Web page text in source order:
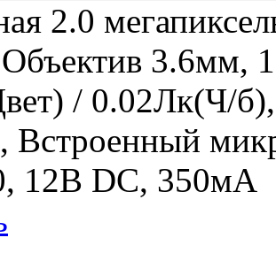
2.0
3.6мм,
/ 0.02Лк(Ч/
Встроенный
12В DC, 350мА